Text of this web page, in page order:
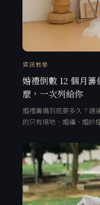
資訊教學
婚禮倒數 12 個月
麼，一次列給你
婚禮籌備到底要多久？建
的只有場地、婚攝、婚紗